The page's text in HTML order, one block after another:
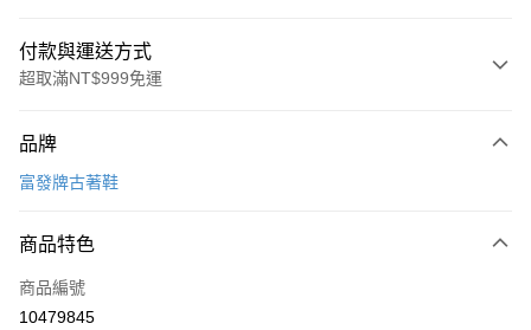
付款與運送方式
超取滿NT$999免運
信用卡一次付款
LINE Pay
Apple Pay
品牌
富發牌古著鞋
商品特色
商品編號
10479845